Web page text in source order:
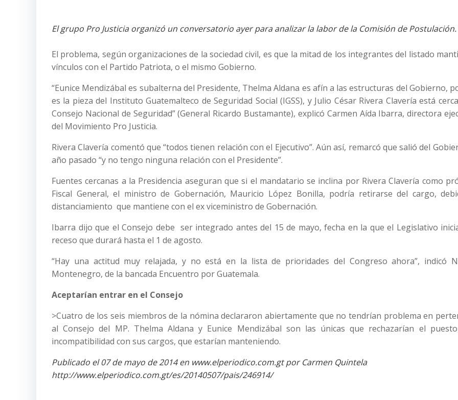
El grupo Pro Justicia organizó un conversatorio ayer para analizar la labor de la Comisión de Postulación.
El problema, según organizaciones de la sociedad civil, es que la mitad de los integrantes del listado
vínculos con el Partido Patriota, o el mismo Gobierno.
“Eunice Mendizábal es subalterna del Presidente, Thelma Aldana es afín a las estructuras del Gobierno,
es la pieza del Instituto Guatemalteco de Seguridad Social (IGSS), y Julio César Rivera Clavería está
Consejo Nacional de Seguridad” (General Ricardo Bustamante), explicó Carmen Aída Ibarra, directora
del Movimiento Pro Justicia.
Rivera Clavería comentó que “todos tienen relación con el Ejecutivo”. Aún así, remarcó que salió del
año pasado “y no tengo ninguna relación con el Presidente”.
Fuentes cercanas a la Presidencia aseguran que si el mandatario se inclina por Rivera Clavería como
Fiscal General, el ministro de Gobernación, Mauricio López Bonilla, podría retirarse del cargo,
distanciamiento que mantiene con el ex viceministro de Gobernación.
Ibarra dijo que el Consejo debe ser integrado antes del 15 de mayo, fecha en la que el Legislativo
receso que durará hasta el 1 de agosto.
“Hay una actitud muy relajada, y no está en la lista de prioridades del Congreso ahora”, indicó
Montenegro, de la bancada Encuentro por Guatemala.
Aceptarían entrar en el Consejo
>Cuatro de los seis miembros de la nómina declararon abiertamente que no tendrían problema en
al Consejo del MP. Thelma Aldana y Eunice Mendizábal son las únicas que rechazarían el
incompatibilidad con sus cargos, que estarían manteniendo.
Publicado el 07 de mayo de 2014 en www.elperiodico.com.gt por Carmen Quintela
http://www.elperiodico.com.gt/es/20140507/pais/246914/